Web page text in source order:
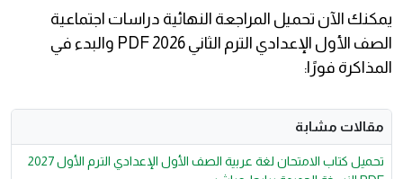
الآن تحميل المراجعة النهائية دراسات اجتماعية
الصف الأول الإعدادي الترم الثاني 2026 PDF والبدء في
فورًا:
مشابة
تحميل كتاب الامتحان لغة عربية الصف الأول الإعدادي الترم الأول 2027